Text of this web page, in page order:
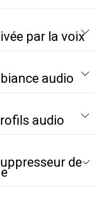
par la voix
audio
audio
de